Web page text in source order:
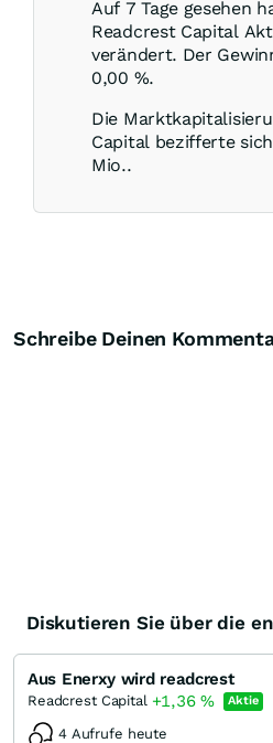
Auf 7 Tage gesehen
Readcrest Capital
verändert. Der
0,00 %.
Die
Capital bezifferte
Mio..
Schreibe Deinen
Diskutieren Sie über die
Aus Enerxy wird readcrest
Readcrest Capital +1,36 % Aktie
4 Aufrufe heute